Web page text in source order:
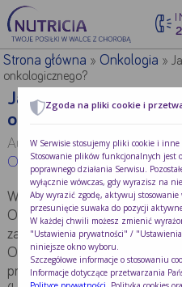
Początek treści głównej
Strona główna » Onkologia »
onkologicznego?
Jaka jest rola
onkologicznego?
Autor:Dr Eliza Działach,
Onkologicznych ON-KO
Według definicji zawartej w
Onkologicznej (KSO)
zatrudniona w
Onkologicznego (SOLO), do
procesem diagnostyki i
Zgoda na pliki cookie i
W Serwisie stosujemy pliki cookie i
Stosowanie plików funkcjonalnych jest
poprawnego działania Serwisu.
wyłącznie wówczas, gdy wyrazisz na
Aby wyrazić zgodę, aktywuj
przesunięcie suwaka do pozycji
W każdej chwili możesz zmienić
"Ustawienia prywatności" /
niniejsze okno wyboru.
Szczegółowe informacje o stosowaniu
Informacje dotyczące przetwarzania